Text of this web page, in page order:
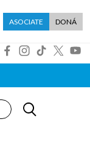
Menú asociate
ASOCIATE DONÁ